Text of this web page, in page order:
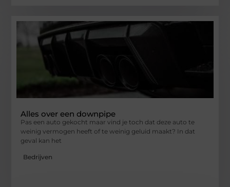
Alles over een downpipe
Pas een auto gekocht maar vind je toch dat deze auto te
weinig vermogen heeft of te weinig geluid maakt? In dat
geval kan het
Bedrijven